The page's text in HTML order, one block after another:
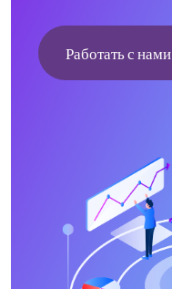
Работать с нами